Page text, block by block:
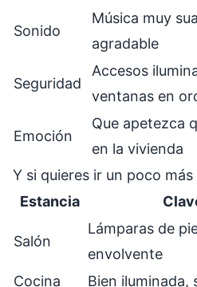
Sonido
Música muy
agradable
Seguridad
Accesos
ventanas en
Emoción
Que apetezca
en la vivienda
Y si quieres ir un poco más
Estancia
Salón
Lámparas de
envolvente
Cocina
Bien iluminada,